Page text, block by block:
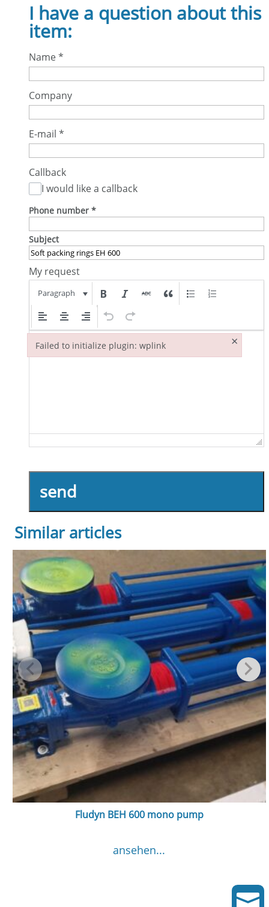
I have a question about this
item:
Name*
Company
E-mail *
Callback
I would like a callback
Phone number *
Subject
My request
Paragraph
send
Similar articles
Fludyn BEH 600 mono pump
ansehen...

Failed to initialize plugin: wplink ×
Failed to initialize plugin: wplink